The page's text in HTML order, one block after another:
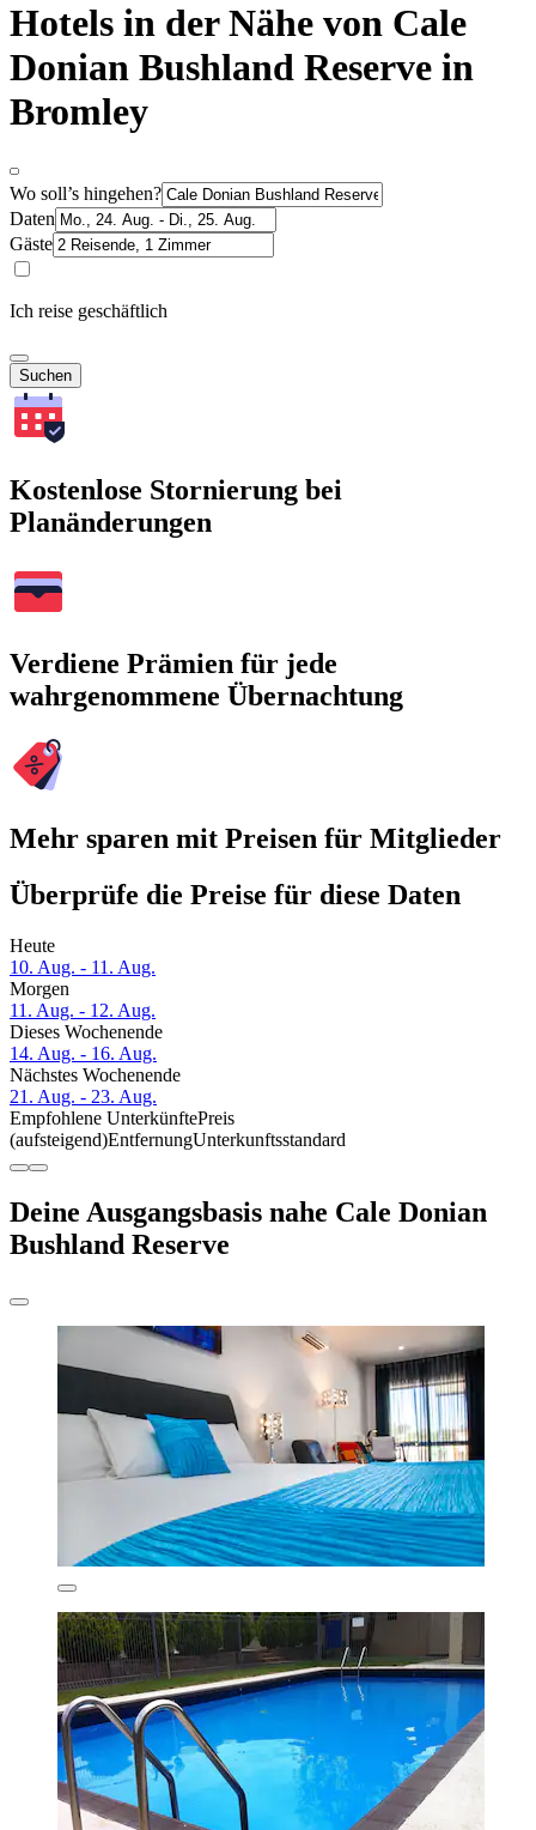
Hotels in der Nähe von Cale
Donian Bushland Reserve in
Bromley
Wo soll’s hingehen?
Daten
Gäste
Ich reise geschäftlich
Suchen
Kostenlose Stornierung bei
Planänderungen
Verdiene Prämien für jede
wahrgenommene Übernachtung
Mehr sparen mit Preisen für Mitglieder
Überprüfe die Preise für diese Daten
Heute
10. Aug. - 11. Aug.
Morgen
11. Aug. - 12. Aug.
Dieses Wochenende
14. Aug. - 16. Aug.
Nächstes Wochenende
21. Aug. - 23. Aug.
Empfohlene UnterkünftePreis
(aufsteigend)EntfernungUnterkunftsstandard
Deine Ausgangsbasis nahe Cale Donian
Bushland Reserve